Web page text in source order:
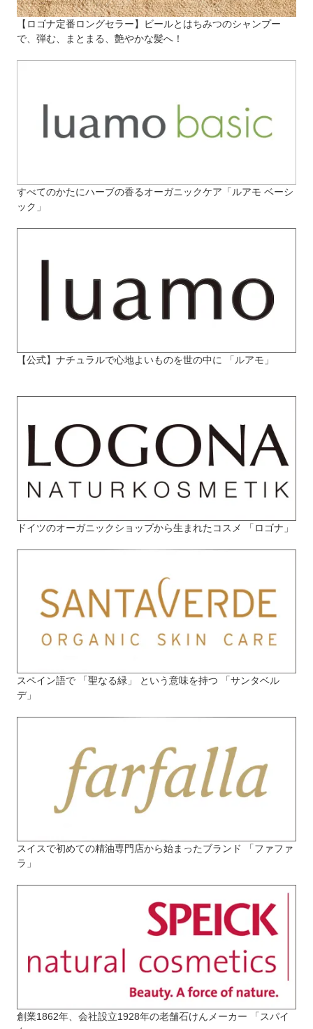
【ロゴナ定番ロングセラー】ビールとはちみつのシャンプー
で、弾む、まとまる、艶やかな髪へ！
すべてのかたにハーブの香るオーガニックケア「ルアモ ベーシ
ック」
【公式】ナチュラルで心地よいものを世の中に 「ルアモ」
ドイツのオーガニックショップから生まれたコスメ 「ロゴナ」
スペイン語で 「聖なる緑」 という意味を持つ 「サンタベル
デ」
スイスで初めての精油専門店から始まったブランド 「ファファ
ラ」
創業1862年、会社設立1928年の老舗石けんメーカー 「スパイ